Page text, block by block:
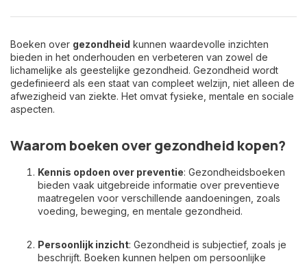
Boeken over gezondheid kunnen waardevolle inzichten
bieden in het onderhouden en verbeteren van zowel de
lichamelijke als geestelijke gezondheid. Gezondheid wordt
gedefinieerd als een staat van compleet welzijn, niet alleen de
afwezigheid van ziekte. Het omvat fysieke, mentale en sociale
aspecten.
Waarom boeken over gezondheid kopen?
Kennis opdoen over preventie: Gezondheidsboeken
bieden vaak uitgebreide informatie over preventieve
maatregelen voor verschillende aandoeningen, zoals
voeding, beweging, en mentale gezondheid.
Persoonlijk inzicht: Gezondheid is subjectief, zoals je
beschrijft. Boeken kunnen helpen om persoonlijke